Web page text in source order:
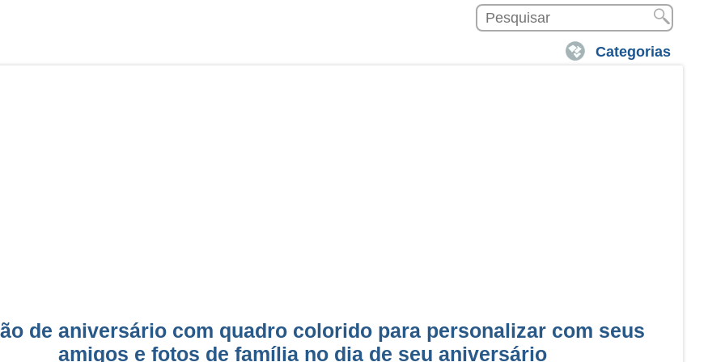
Categorias
de aniversário com quadro colorido para personalizar com seus
amigos e fotos de família no dia de seu aniversário